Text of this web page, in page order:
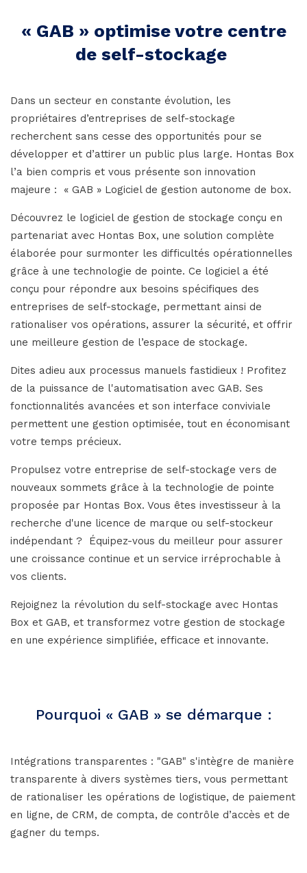
« GAB » optimise votre centre
de self-stockage
Dans un secteur en constante évolution, les
propriétaires d’entreprises de self-stockage
recherchent sans cesse des opportunités pour se
développer et d’attirer un public plus large. Hontas Box
l’a bien compris et vous présente son innovation
majeure : « GAB » Logiciel de gestion autonome de box.
Découvrez le logiciel de gestion de stockage conçu en
partenariat avec Hontas Box, une solution complète
élaborée pour surmonter les difficultés opérationnelles
grâce à une technologie de pointe. Ce logiciel a été
conçu pour répondre aux besoins spécifiques des
entreprises de self-stockage, permettant ainsi de
rationaliser vos opérations, assurer la sécurité, et offrir
une meilleure gestion de l’espace de stockage.
Dites adieu aux processus manuels fastidieux ! Profitez
de la puissance de l'automatisation avec GAB. Ses
fonctionnalités avancées et son interface conviviale
permettent une gestion optimisée, tout en économisant
votre temps précieux.
Propulsez votre entreprise de self-stockage vers de
nouveaux sommets grâce à la technologie de pointe
proposée par Hontas Box. Vous êtes investisseur à la
recherche d'une licence de marque ou self-stockeur
indépendant ? Équipez-vous du meilleur pour assurer
une croissance continue et un service irréprochable à
vos clients.
Rejoignez la révolution du self-stockage avec Hontas
Box et GAB, et transformez votre gestion de stockage
en une expérience simplifiée, efficace et innovante.
Pourquoi « GAB » se démarque :
Intégrations transparentes : "GAB" s'intègre de manière
transparente à divers systèmes tiers, vous permettant
de rationaliser les opérations de logistique, de paiement
en ligne, de CRM, de compta, de contrôle d’accès et de
gagner du temps.